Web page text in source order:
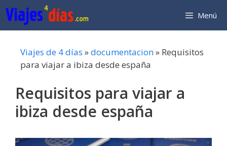
Saltar
al
contenido
Menú
Viajes de 4 días »documentacion» Requisitos
para viajar a ibiza desde españa
Requisitos para viajar a
ibiza desde españa